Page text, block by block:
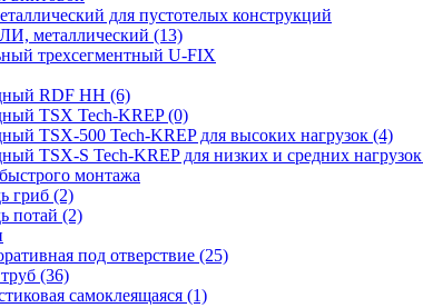
для пустотелых конструкций
металлический (13)
трехсегментный U-FIX
RDF НН (6)
TSX Tech-KREP(0)
TSX-500 Tech-KREP для высоких нагрузок (4)
TSX-S Tech-KREP для низких и средних нагрузок
монтажа
гриб (2)
потай (2)
под отверствие (25)
(36)
самоклеящаяся (1)